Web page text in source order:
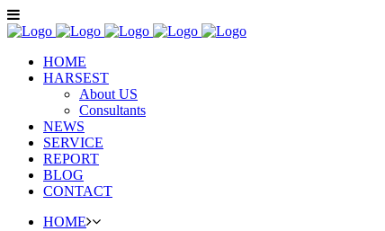
HOME
HARSEST
About US
Consultants
NEWS
SERVICE
REPORT
BLOG
CONTACT
HOME